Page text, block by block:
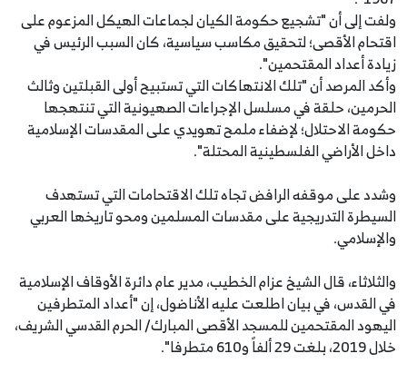
ولفت إلى أن "تشجيع حكومة الكيان لجماعات الهيكل المزعوم على
اقتحام الأقصى؛ لتحقيق مكاسب سياسية، كان السبب الرئيس في
زيادة أعداد المقتحمين".
وأكد المرصد أن "تلك الانتهاكات التي تستبيح أولى القبلتين وثالث
الحرمين، حلقة في مسلسل الإجراءات الصهيونية التي تنتهجها
حكومة الاحتلال؛ لإضفاء ملمح تهويدي على المقدسات الإسلامية
داخل الأراضي الفلسطينية المحتلة".
وشدد على موقفه الرافض تجاه تلك الاقتحامات التي تستهدف
السيطرة التدريجية على مقدسات المسلمين ومحو تاريخها العربي
والإسلامي.
والثلاثاء، قال الشيخ عزام الخطيب، مدير عام دائرة الأوقاف الإسلامية
في القدس، في بيان اطلعت عليه الأناضول، إن "أعداد المتطرفين
اليهود المقتحمين للمسجد الأقصى المبارك/ الحرم القدسي الشريف،
خلال 2019، بلغت 29 ألفاً و610 متطرفا".